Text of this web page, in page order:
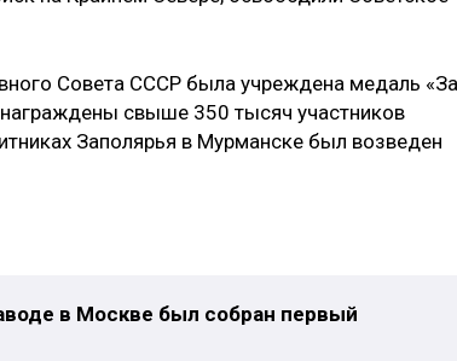
Совета СССР была учреждена медаль «За
свыше 350 тысяч участников
Заполярья в Мурманске был возведен
в Москве был собран первый